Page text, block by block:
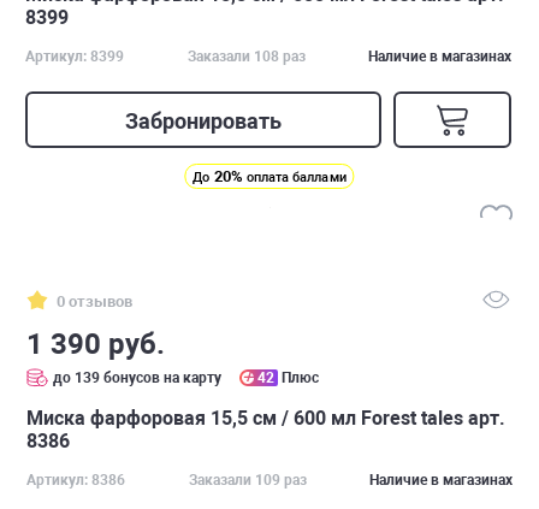
8399
Артикул: 8399 Заказали 108 раз Наличие в магазинах
Забронировать
До 20% оплата баллами
0 отзывов
1 390 руб.
до 139 бонусов на карту 42 Плюс
Миска фарфоровая 15,5 см / 600 мл Forest tales арт.
8386
Артикул: 8386 Заказали 109 раз Наличие в магазинах